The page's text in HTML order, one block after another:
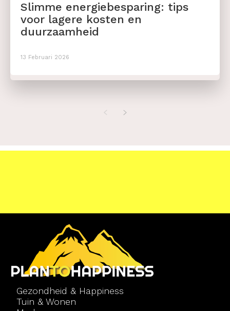
Slimme energiebesparing: tips
voor lagere kosten en
duurzaamheid
13 Februari 2026
Gezondheid & Happiness
Tuin & Wonen